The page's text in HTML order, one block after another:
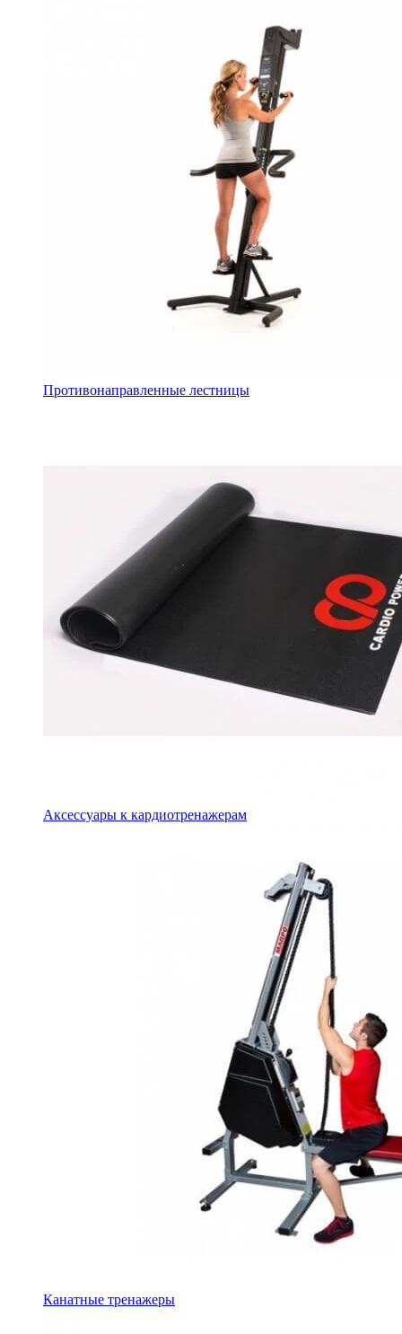
Противонаправленные лестницы
Аксессуары к кардиотренажерам
Канатные тренажеры